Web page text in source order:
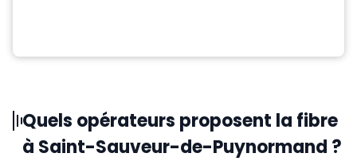
Quels opérateurs proposent la fibre
à Saint-Sauveur-de-Puynormand ?